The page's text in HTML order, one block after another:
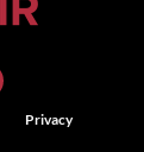
Privacy